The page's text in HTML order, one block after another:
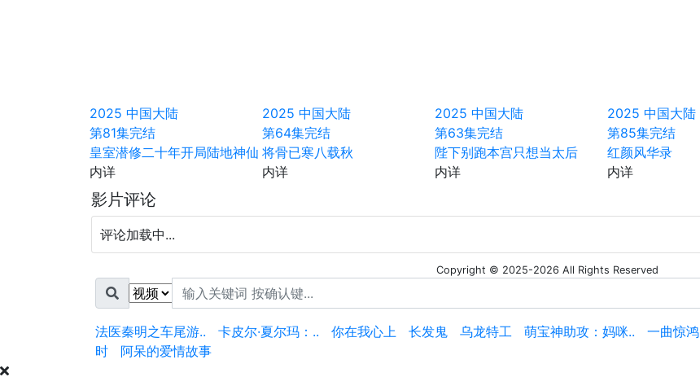
2025 中国大陆
第81集完结
皇室潜修二十年开局陆地神仙
内详
2025 中国大陆
第64集完结
将骨已寒八载秋
内详
2025 中国大陆
第63集完结
陛下别跑本宫只想当太后
内详
2025 中国大陆
第85集完结
红颜风华录
内详
影片评论
评论加载中...
Copyright © 2025-2026 All Rights Reserved
法医秦明之车尾游.. 卡皮尔·夏尔玛：.. 你在我心上 长发鬼 乌龙特工 萌宝神助攻：妈咪.. 一曲惊鸿
时
阿呆的爱情故事